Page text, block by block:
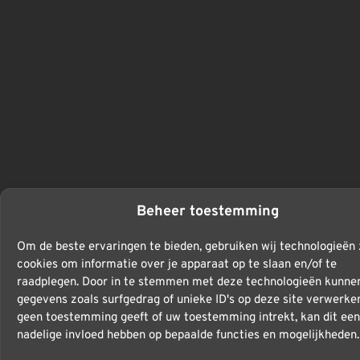
Beheer toestemming
Om de beste ervaringen te bieden, gebruiken wij technologieën
cookies om informatie over je apparaat op te slaan en/of te
raadplegen. Door in te stemmen met deze technologieën
gegevens zoals surfgedrag of unieke ID's op deze site
geen toestemming geeft of uw toestemming intrekt, kan dit een
nadelige invloed hebben op bepaalde functies en mogelijkheden.